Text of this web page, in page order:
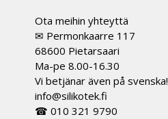
Ota meihin yhteyttä
✉ Permonkaarre 117
68600 Pietarsaari
Ma-pe 8.00-16.30
Vi betjänar även på svenska!
info@silikotek.fi
☎ 010 321 9790